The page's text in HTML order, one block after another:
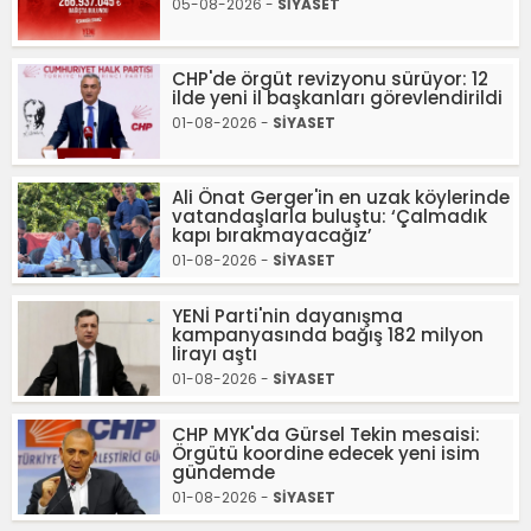
CHP'de örgüt revizyonu sürüyor: 12
ilde yeni il başkanları görevlendirildi
01-08-2026 - SİYASET
Ali Önat Gerger'in en uzak köylerinde
vatandaşlarla buluştu: ‘Çalmadık
kapı bırakmayacağız’
01-08-2026 - SİYASET
YENİ Parti'nin dayanışma
kampanyasında bağış 182 milyon
lirayı aştı
01-08-2026 - SİYASET
CHP MYK'da Gürsel Tekin mesaisi:
Örgütü koordine edecek yeni isim
gündemde
01-08-2026 - SİYASET